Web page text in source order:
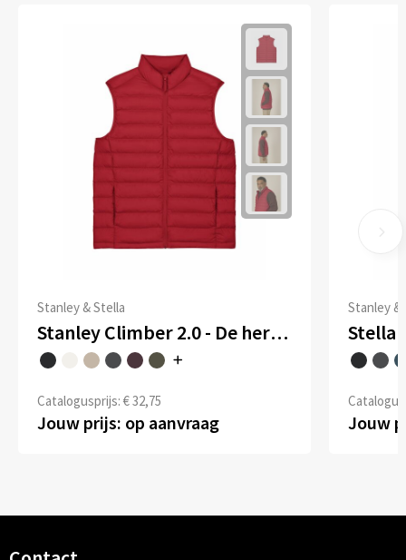
Stanley & Stella
Stanley Climber 2.0 - De heren bodywarmer
Catalogusprijs: € 32,75
Jouw prijs: op aanvraag
Stanley &
Jouw